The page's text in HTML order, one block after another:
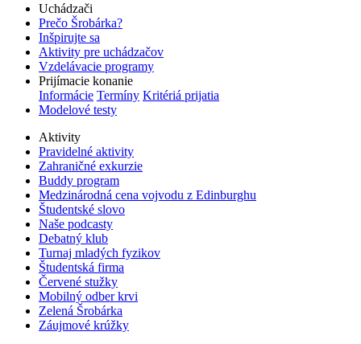
Uchádzači
Prečo Šrobárka?
Inšpirujte sa
Aktivity pre uchádzačov
Vzdelávacie programy
Prijímacie konanie
Informácie Termíny Kritériá prijatia
Modelové testy
Aktivity
Pravidelné aktivity
Zahraničné exkurzie
Buddy program
Medzinárodná cena vojvodu z Edinburghu
Študentské slovo
Naše podcasty
Debatný klub
Turnaj mladých fyzikov
Študentská firma
Červené stužky
Mobilný odber krvi
Zelená Šrobárka
Záujmové krúžky